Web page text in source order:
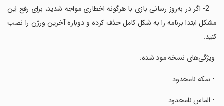
‏ ‏ ‏ 2- اگر در به‌روز رسانی بازی با هرگونه اخطاری مواجه شدید، برای رفع این
مشکل ابتدا برنامه را به شکل کامل حذف کرده و دوباره آخرین ورژن را نصب
کنید.
‏ ویژگی‌های نسخه مود شده:
‏ • سکه نامحدود
‏ • الماس نامحدود